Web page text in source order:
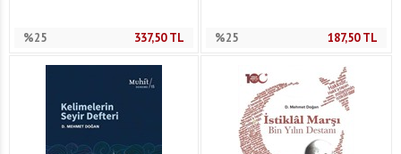
%25 337,50TL %25 187,50TL